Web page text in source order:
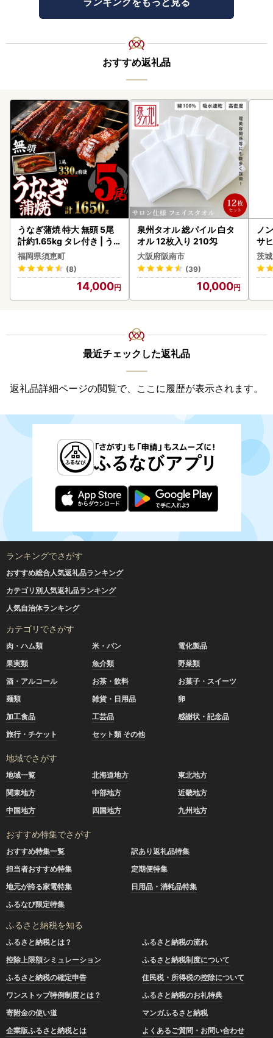
おすすめ返礼品
うなぎ蒲焼 特大 無頭 5尾
計約1.65kg タレ付き | う
なぎ蒲焼
福岡県須恵町
(8)
14,000
泉州タオル 総パイル 白タ
オル 12枚入り 210匁
大阪府阪南市
(39)
10,000
ノ
サ
本
守
茨
最近チェックした返礼品
返礼品詳細ページの閲覧で、ここに履歴が表示されます。
ランキングでさがす
おすすめ総合人気返礼品ランキング
カテゴリ別人気返礼品ランキング
人気自治体ランキング
カテゴリでさがす
肉・ハム類 米・パン
電化製品
果実類
魚介類
野菜類
酒・アルコール
お茶・飲料
お菓子・スイーツ
麺類
雑貨・日用品
卵
加工食品
工芸品
感謝状・記念品
旅行・チケット
セット類 その他
地域でさがす
地域一覧 北海道地方
東北地方
関東地方
中部地方
近畿地方
中国地方
四国地方 九州地方
おすすめ特集でさがす
おすすめ特集一覧
訳あり返礼品特集
担当者おすすめ特集
定期便特集
地元が誇る家電特集
日用品・消耗品特集
ふるなび限定特集
ふるさと納税を知る
ふるさと納税とは？
ふるさと納税の流れ
控除上限額シミュレーション
ふるさと納税制度について
ふるさと納税の確定申告
住民税・所得税の控除について
ワンストップ特例制度とは？
ふるさと納税のお礼特典
寄附金の使い道
マンガふるさと納税
企業版ふるさと納税とは
よくあるご質問・お問い合わせ